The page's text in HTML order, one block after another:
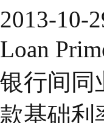
2013-10-
Loan
银行间同
款基础利